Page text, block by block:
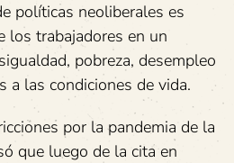
políticas neoliberales es
los trabajadores en un
pobreza, desempleo
a las condiciones de vida.
por la pandemia de la
que luego de la cita en